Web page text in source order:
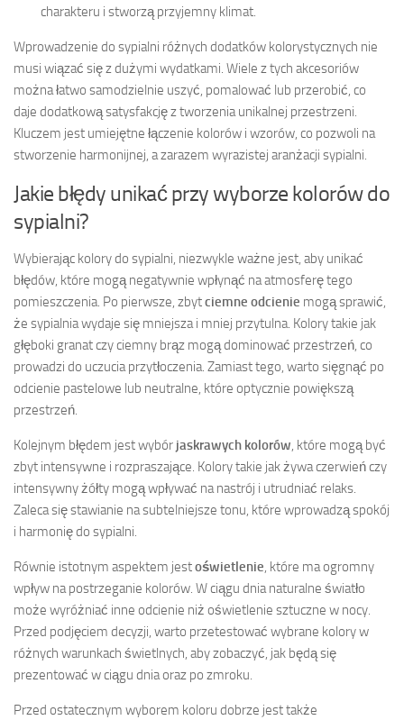
charakteru i stworzą przyjemny klimat.
Wprowadzenie do sypialni różnych dodatków kolorystycznych nie
musi wiązać się z dużymi wydatkami. Wiele z tych akcesoriów
można łatwo samodzielnie uszyć, pomalować lub przerobić, co
daje dodatkową satysfakcję z tworzenia unikalnej przestrzeni.
Kluczem jest umiejętne łączenie kolorów i wzorów, co pozwoli na
stworzenie harmonijnej, a zarazem wyrazistej aranżacji sypialni.
Jakie błędy unikać przy wyborze kolorów do
sypialni?
Wybierając kolory do sypialni, niezwykle ważne jest, aby unikać
błędów, które mogą negatywnie wpłynąć na atmosferę tego
pomieszczenia. Po pierwsze, zbytciemne odcienie mogą sprawić,
że sypialnia wydaje się mniejsza i mniej przytulna. Kolory takie jak
głęboki granat czy ciemny brąz mogą dominować przestrzeń, co
prowadzi do uczucia przytłoczenia. Zamiast tego, warto sięgnąć po
odcienie pastelowe lub neutralne, które optycznie powiększą
przestrzeń.
Kolejnym błędem jest wybór jaskrawych kolorów, które mogą być
zbyt intensywne i rozpraszające. Kolory takie jak żywa czerwień czy
intensywny żółty mogą wpływać na nastrój i utrudniać relaks.
Zaleca się stawianie na subtelniejsze tonu, które wprowadzą spokój
i harmonię do sypialni.
Równie istotnym aspektem jestoświetlenie, które ma ogromny
wpływ na postrzeganie kolorów. W ciągu dnia naturalne światło
może wyróżniać inne odcienie niż oświetlenie sztuczne w nocy.
Przed podjęciem decyzji, warto przetestować wybrane kolory w
różnych warunkach świetlnych, aby zobaczyć, jak będą się
prezentować w ciągu dnia oraz po zmroku.
Przed ostatecznym wyborem koloru dobrze jest także